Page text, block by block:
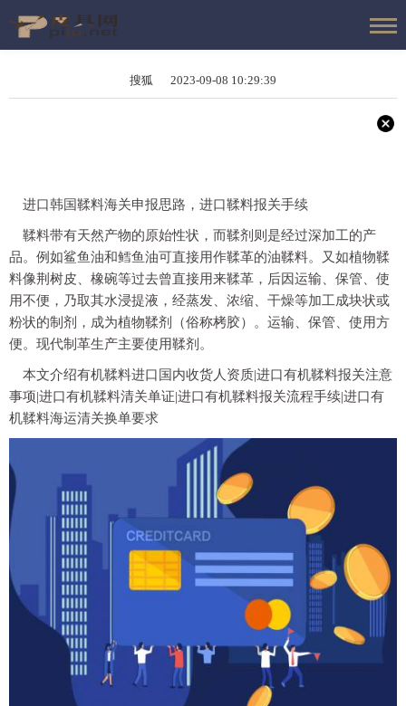
搜狐 2023-09-08 10:29:39
进口韩国鞣料海关申报思路，进口鞣料报关手续
鞣料带有天然产物的原始性状，而鞣剂则是经过深加工的产
品。例如鲨鱼油和鳕鱼油可直接用作鞣革的油鞣料。又如植物鞣
料像荆树皮、橡碗等过去曾直接用来鞣革，后因运输、保管、使
用不便，乃取其水浸提液，经蒸发、浓缩、干燥等加工成块状或
粉状的制剂，成为植物鞣剂（俗称栲胶）。运输、保管、使用方
便。现代制革生产主要使用鞣剂。
本文介绍有机鞣料进口国内收货人资质|进口有机鞣料报关注意
事项|进口有机鞣料清关单证|进口有机鞣料报关流程手续|进口有
机鞣料海运清关换单要求